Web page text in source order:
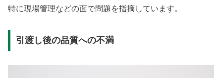
特に現場管理などの面で問題を指摘しています。
引渡し後の品質への不満